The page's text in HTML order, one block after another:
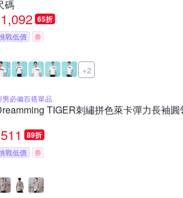
碼
1,092 65折
戰低價 券
+2
男必備百搭單品
TIGER刺繡拼色萊卡彈力長袖圓
511 89折
戰低價 券